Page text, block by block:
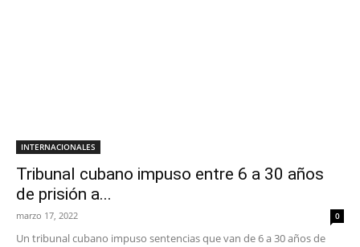
INTERNACIONALES
Tribunal cubano impuso entre 6 a 30 años
de prisión a...
marzo 17, 2022 0
Un tribunal cubano impuso sentencias que van de 6 a 30 años de